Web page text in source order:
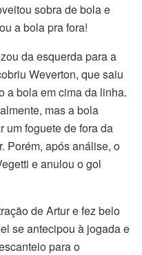
sobra de bola e
a bola pra fora!
da esquerda para a
Weverton, que saiu
a bola em cima da linha.
mas a bola
um foguete de fora da
Porém, após análise, o
e anulou o gol
de Artur e fez belo
se antecipou à jogada e
para o